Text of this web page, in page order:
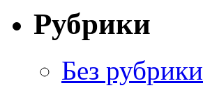
Рубрики
Без рубрики